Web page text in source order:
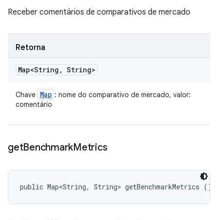
Receber comentários de comparativos de mercado
Retorna
Map<String , String>
Chave Map : nome do comparativo de mercado, valor:
comentário
getBenchmarkMetrics
public Map<String, String> getBenchmarkMetrics ()